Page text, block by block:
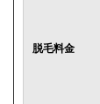
脱毛料金